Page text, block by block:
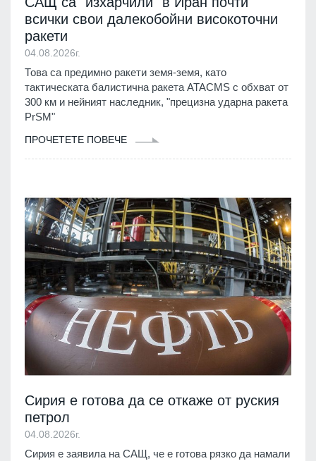
всички свои далекобойни високоточни
ракети
04.08.2026г.
Това са предимно ракети земя-земя, като
тактическата балистична ракета ATACMS с обхват от
300 км и нейният наследник, "прецизна ударна ракета
PrSM"
ПРОЧЕТЕТЕ ПОВЕЧЕ
Сирия е готова да се откаже от руския
петрол
04.08.2026г.
Сирия е заявила на САЩ, че е готова рязко да намали